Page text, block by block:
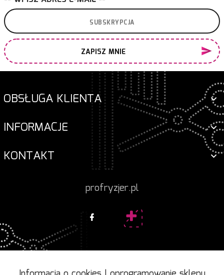
ZAPISZ MNIE
OBSŁUGA KLIENTA
INFORMACJE
KONTAKT
profryzjer.pl